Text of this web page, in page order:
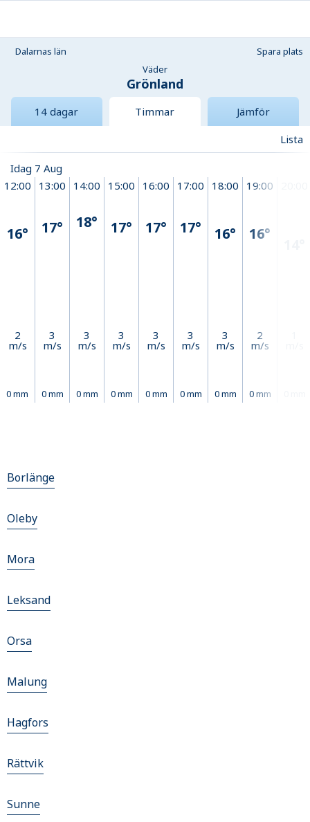
Dalarnas län
Spara plats
Väder
Grönland
14 dagar Timmar
Jämför
Lista
Idag 7 Aug
12:00
16°
2
m/s
0 mm
13:00
17°
3
m/s
0 mm
14:00
18°
3
m/s
0 mm
15:00
17°
3
m/s
0 mm
16:00
17°
3
m/s
0 mm
17:00
17°
3
m/s
0 mm
18:00
16°
3
m/s
0 mm
19:00
16°
2
m/s
0 mm
Borlänge
Oleby
Mora
Leksand
Orsa
Malung
Hagfors
Rättvik
Sunne